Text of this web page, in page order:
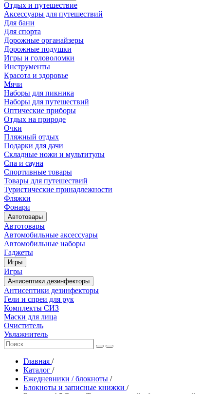
Отдых и путешествие
Аксессуары для путешествий
Для бани
Для спорта
Дорожные органайзеры
Дорожные подушки
Игры и головоломки
Инструменты
Красота и здоровье
Мячи
Наборы для пикника
Наборы для путешествий
Оптические приборы
Отдых на природе
Очки
Пляжный отдых
Подарки для дачи
Складные ножи и мультитулы
Спа и сауна
Спортивные товары
Товары для путешествий
Туристические принадлежности
Фляжки
Фонари
Автотовары
Автотовары
Автомобильные аксессуары
Автомобильные наборы
Гаджеты
Игры
Игры
Антисептики дезинфекторы
Антисептики дезинфекторы
Гели и спреи для рук
Комплекты СИЗ
Маски для лица
Очиститель
Увлажнитель
Главная /
Каталог /
Ежедневники / блокноты /
Блокноты и записные книжки /